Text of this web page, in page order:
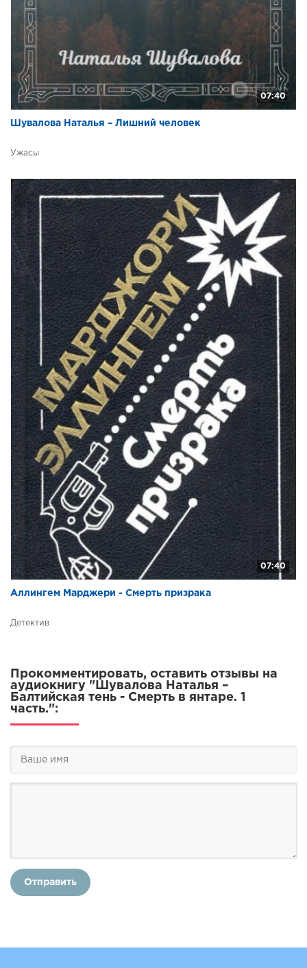
07:40
Шувалова Наталья – Лишний человек
Ужасы
07:40
Аллингем Марджери - Смерть призрака
Детектив
Прокомментировать, оставить отзывы на
аудиокнигу "Шувалова Наталья –
Балтийская тень - Смерть в янтаре. 1
часть.":
Отправить